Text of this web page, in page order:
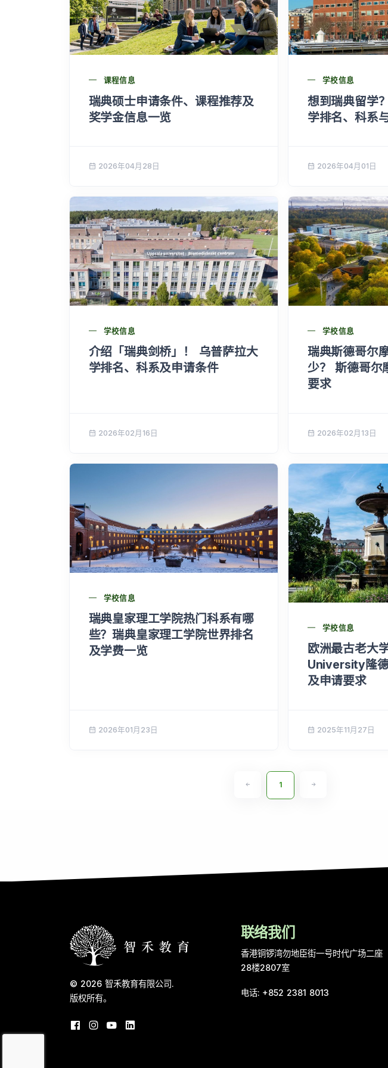
课程信息
瑞典硕士申请条件、课程推荐及
奖学金信息一览
2026年04月28日
学校信息
想到瑞典留学
学排名、科系
2026年04月01日
学校信息
介绍「瑞典剑桥」！ 乌普萨拉大
学排名、科系及申请条件
2026年02月16日
学校信息
瑞典斯德哥尔
少？ 斯德哥尔
要求
2026年02月13日
学校信息
瑞典皇家理工学院热门科系有哪
些？瑞典皇家理工学院世界排名
及学费一览
2026年01月23日
学校信息
欧洲最古老大
University隆
及申请要求
2025年11月27日
1
© 2026 智禾教育有限公司.
版权所有。
联络我们
香港铜锣湾勿地臣街一号时代广场二座
28楼2807室
电话: +852 2381 8013